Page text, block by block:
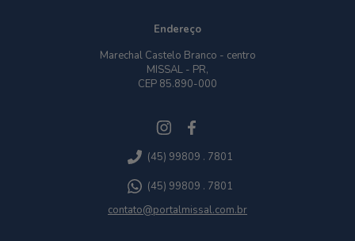
Endereço
Marechal Castelo Branco - centro
MISSAL - PR,
CEP 85.890-000
(45) 99809 . 7801
(45) 99809 . 7801
contato@portalmissal.com.br